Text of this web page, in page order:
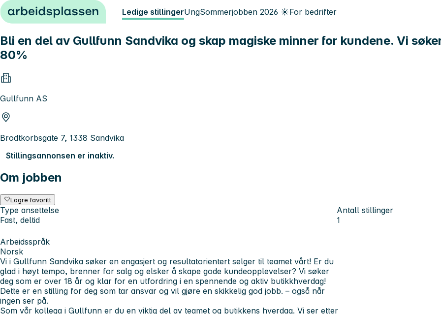
Hopp til innhold Ledige stillingerUngSommerjobben 2026 ☀️For bedrifter
Bli en del av Gullfunn Sandvika og skap magiske minner for kundene. Vi
80%
Gullfunn AS
Brodtkorbsgate 7, 1338 Sandvika
Stillingsannonsen er inaktiv.
Om jobben
Lagre favoritt
Type ansettelse
Fast, deltid
Antall stillinger
1
Arbeidsspråk
Norsk
Vi i Gullfunn Sandvika søker en engasjert og resultatorientert selger til teamet vårt! Er du
glad i høyt tempo, brenner for salg og elsker å skape gode kundeopplevelser? Vi søker
deg som er over 18 år og klar for en utfordring i en spennende og aktiv butikkhverdag!
Dette er en stilling for deg som tar ansvar og vil gjøre en skikkelig god jobb. – også når
ingen ser på.
Som vår kollega i Gullfunn er du en viktig del av teamet og butikkens hverdag. Vi ser etter